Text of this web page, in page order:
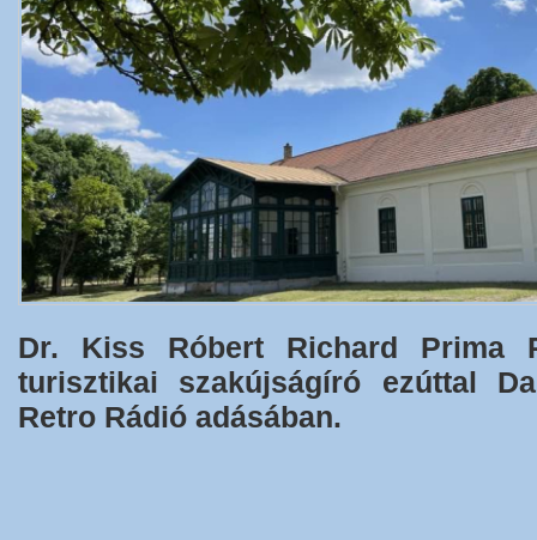
Dr. Kiss Róbert Richard Prima
turisztikai szakújságíró ezúttal
Retro Rádió adásában.